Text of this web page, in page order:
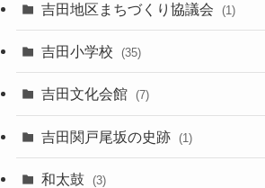
吉田地区まちづくり協議会 (1)
吉田小学校 (35)
吉田文化会館 (7)
吉田関戸尾坂の史跡 (1)
和太鼓 (3)